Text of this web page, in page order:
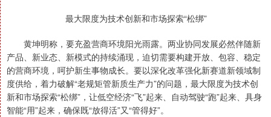
最大限度为技术创新和市场探索“松绑”
黄坤明称，要充盈营商环境阳光雨露。两业协同发展必然伴随新
产品、新业态、新模式的持续涌现，迫切需要构建开放、包容、稳定
的营商环境，呵护新生事物成长。要以深化改革强化新赛道新领域制
度供给，着力破解“老规矩管新质生产力”的问题，最大限度为技术创
新和市场探索“松绑”，让低空经济“飞”起来、自动驾驶“跑”起来、具身
智能“用”起来，确保既“放得活”又“管得好”。